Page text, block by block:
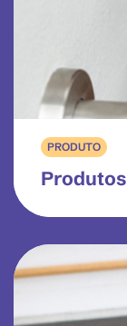
PRODUTO
Produtos